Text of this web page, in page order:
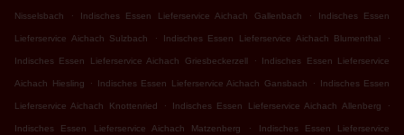
Nisselsbach . Indisches Essen Lieferservice Aichach Gallenbach . Indisches Essen
Lieferservice Aichach Sulzbach . Indisches Essen Lieferservice Aichach Blumenthal .
Indisches Essen Lieferservice Aichach Griesbeckerzell . Indisches Essen Lieferservice
Aichach Hiesling . Indisches Essen Lieferservice Aichach Gansbach . Indisches Essen
Lieferservice Aichach Knottenried . Indisches Essen Lieferservice Aichach Allenberg .
Indisches Essen Lieferservice Aichach Matzenberg . Indisches Essen Lieferservice